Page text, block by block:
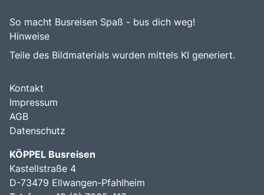
So macht Busreisen Spaß - bus dich weg!
Hinweise
Teile des Bildmaterials wurden mittels KI generiert.
Kontakt
Impressum
AGB
Datenschutz
KÖPPEL Busreisen
Kastellstraße 4
D-73479 Ellwangen-Pfahlheim